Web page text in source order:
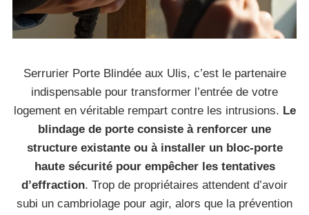
Serrurier Porte Blindée aux Ulis, c’est le partenaire
indispensable pour transformer l’entrée de votre
logement en véritable rempart contre les intrusions. Le
blindage de porte consiste à renforcer une
structure existante ou à installer un bloc-porte
haute sécurité pour empêcher les tentatives
d’effraction. Trop de propriétaires attendent d’avoir
subi un cambriolage pour agir, alors que la prévention